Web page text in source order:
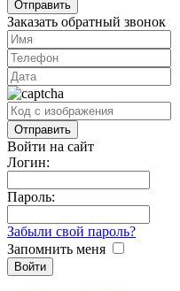
Заказать обратный звонок
Войти на сайт
Логин:
Пароль:
Забыли свой пароль?
Запомнить меня